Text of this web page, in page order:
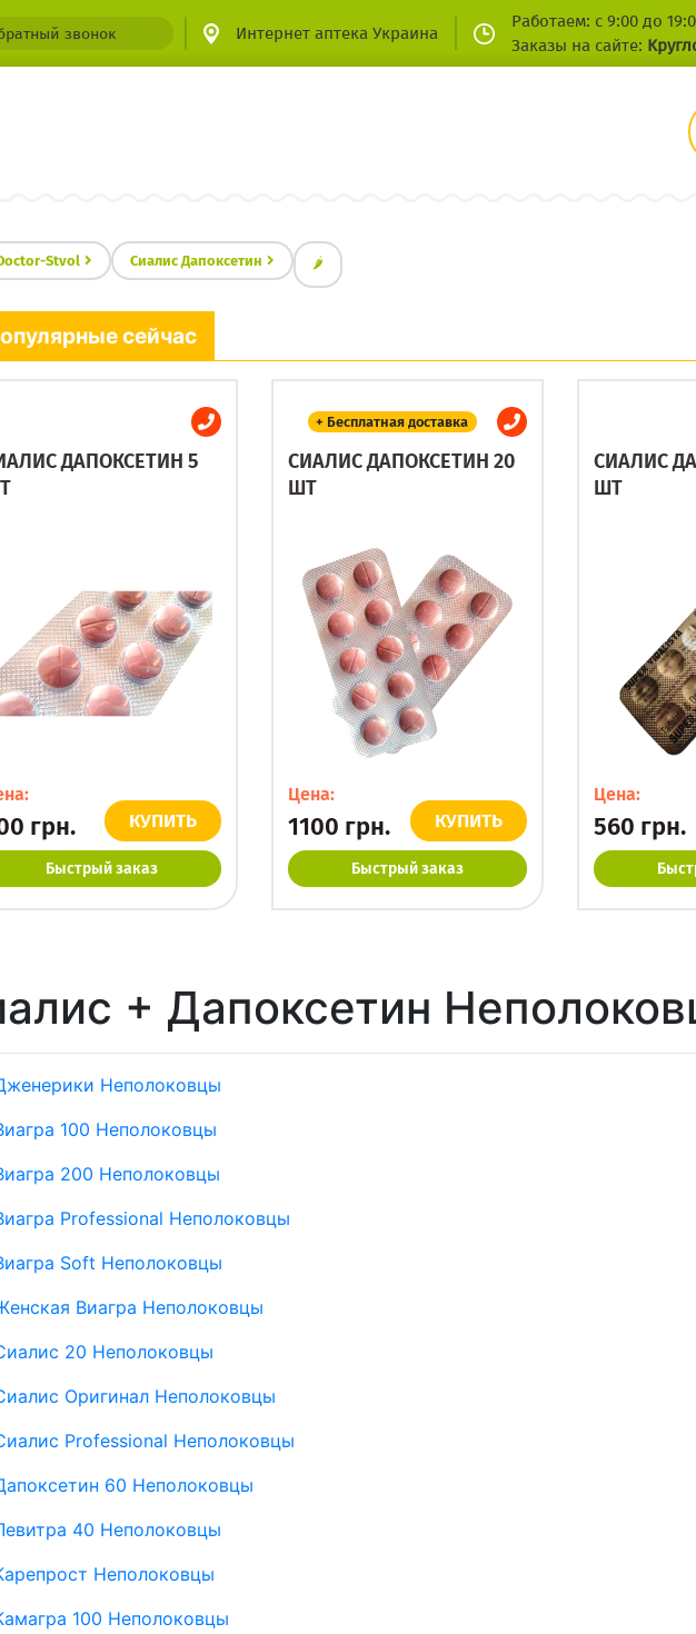
звонок Интернет аптека Украина
Работаем: с 9:00 до
Заказы на сайте:
Stvol Сиалис Дапоксетин 🌶
сейчас
ДАПОКСЕТИН 5
грн. КУПИТЬ
Быстрый заказ
+ Бесплатная доставка
СИАЛИС ДАПОКСЕТИН 20
ШТ
Цена:
1100 грн. КУПИТЬ
Быстрый заказ
СИАЛИС
ШТ
Цена:
560 грн.
+ Дапоксетин
Неполоковцы
100 Неполоковцы
200 Неполоковцы
Professional Неполоковцы
Soft Неполоковцы
Виагра Неполоковцы
20 Неполоковцы
Оригинал Неполоковцы
Professional Неполоковцы
60 Неполоковцы
40 Неполоковцы
Неполоковцы
100 Неполоковцы